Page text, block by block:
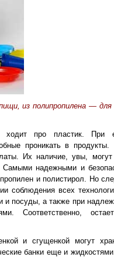
из полипропилена —
ходит про пластик. При
проникать в
Их наличие, увы, могут
Самыми надежными и
и полистирол. Но
соблюдения всех
и посуды, а также при
Соответственно,
и сгущенкой могут
банки еще и